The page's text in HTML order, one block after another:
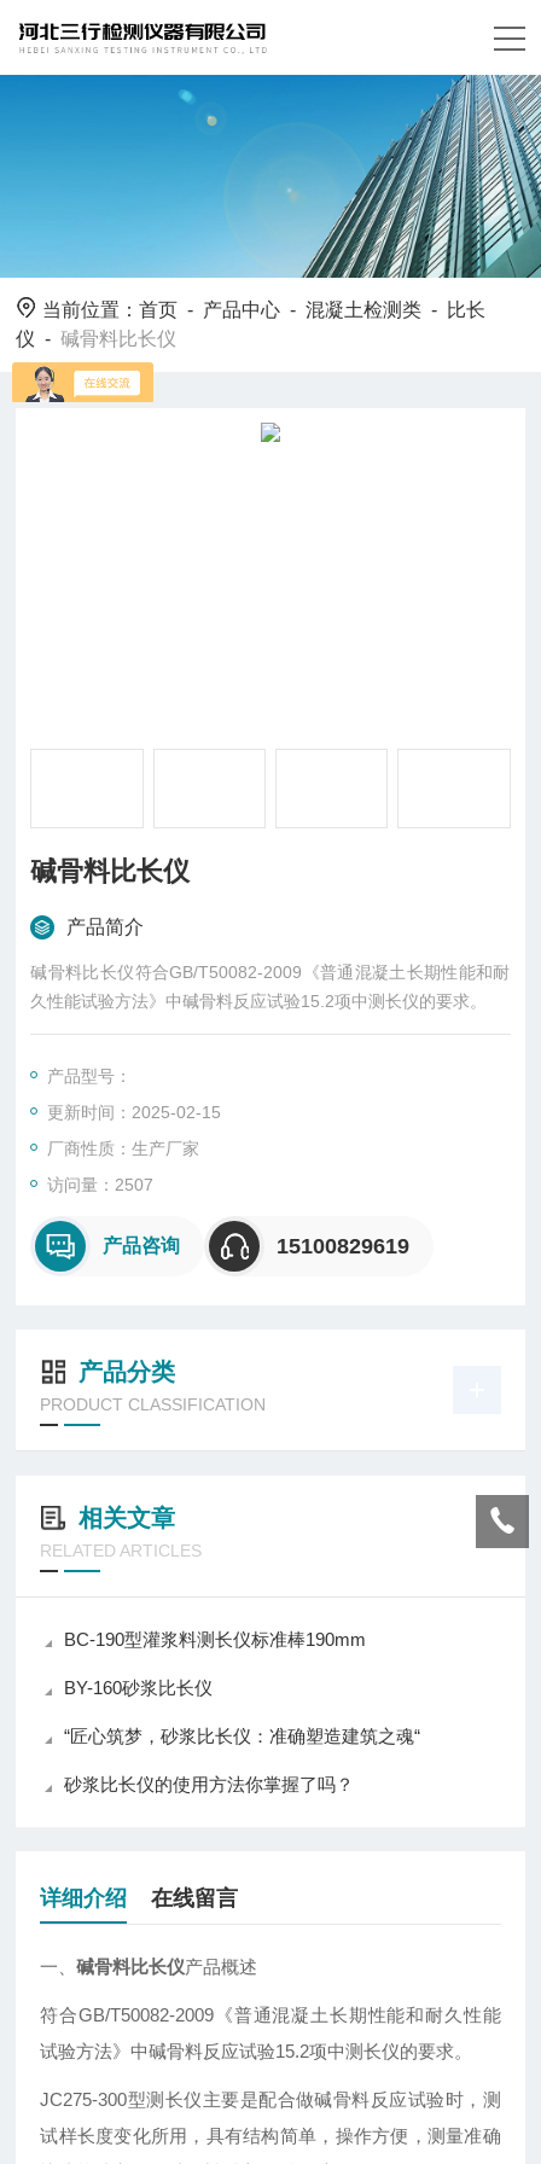
当前位置：首页 - 产品中心 -混凝土检测类 - 比长
仪 -碱骨料比长仪
碱骨料比长仪
产品简介
碱骨料比长仪符合GB/T50082-2009《普通混凝土长期性能和耐
久性能试验方法》中碱骨料反应试验15.2项中测长仪的要求。
产品型号：
更新时间：2025-02-15
厂商性质：生产厂家
访问量：2507
产品咨询 15100829619
产品分类
PRODUCT CLASSIFICATION
相关文章
RELATED ARTICLES
BC-190型灌浆料测长仪标准棒190mm
BY-160砂浆比长仪
“匠心筑梦，砂浆比长仪：准确塑造建筑之魂“
砂浆比长仪的使用方法你掌握了吗？
详细介绍 在线留言
一、碱骨料比长仪产品概述
符合GB/T50082-2009《普通混凝土长期性能和耐久性能
试验方法》中碱骨料反应试验15.2项中测长仪的要求。
JC275-300型测长仪主要是配合做碱骨料反应试验时，测
试样长度变化所用，具有结构简单，操作方便，测量准确